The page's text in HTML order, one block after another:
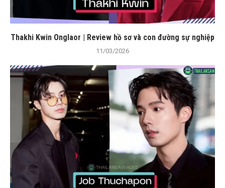
Thakhi Kwin Onglaor | Review hồ sơ và con đường sự nghiệp
11/03/2026